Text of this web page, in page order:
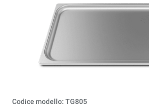
Codice modello: TG805